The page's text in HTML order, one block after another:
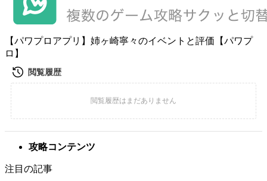
【パワプロアプリ】姉ヶ崎寧々のイベントと評価【パワプ
ロ】
攻略コンテンツ
注目の記事